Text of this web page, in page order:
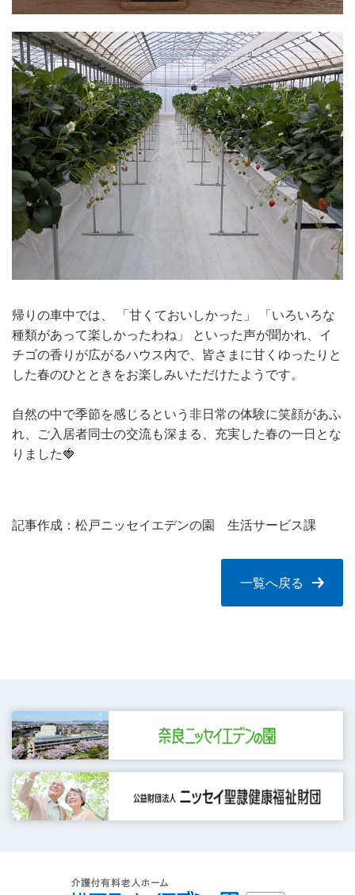
帰りの車中では、 「甘くておいしかった」 「いろいろな
種類があって楽しかったわね」 といった声が聞かれ、 イ
チゴの香りが広がるハウス内で、皆さまに甘くゆったりと
した春のひとときをお楽しみいただけたようです。
自然の中で季節を感じるという非日常の体験に笑顔があふ
れ、ご入居者同士の交流も深まる、充実した春の一日とな
りました🍓
記事作成：松戸ニッセイエデンの園 生活サービス課
一覧へ戻る